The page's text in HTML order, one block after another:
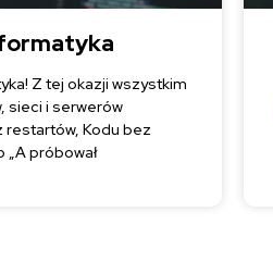
Z tej okazji wszystkim
sieci i serwerów
restartów, Kodu bez
„A próbował